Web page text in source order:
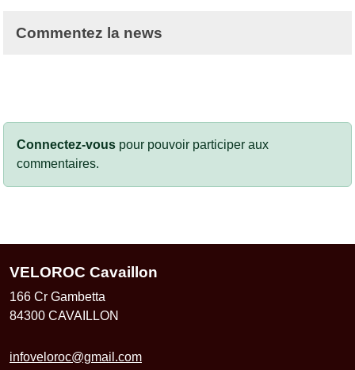
Commentez la news
Connectez-vous pour pouvoir participer aux
commentaires.
VELOROC Cavaillon
166 Cr Gambetta
84300 CAVAILLON
infoveloroc@gmail.com